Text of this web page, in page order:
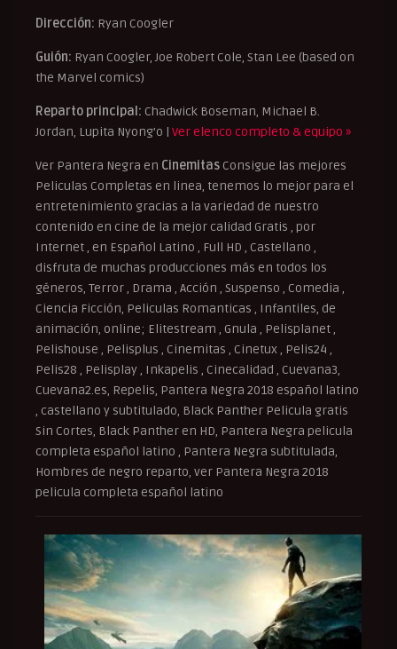
Dirección: Ryan Coogler
Guión: Ryan Coogler, Joe Robert Cole, Stan Lee (based on
the Marvel comics)
Reparto principal: Chadwick Boseman, Michael B.
Jordan, Lupita Nyong’o | Ver elenco completo & equipo »
Ver Pantera Negra en Cinemitas Consigue las mejores
Peliculas Completas en linea, tenemos lo mejor para el
entretenimiento gracias a la variedad de nuestro
contenido en cine de la mejor calidad Gratis , por
Internet , en Español Latino , Full HD , Castellano ,
disfruta de muchas producciones más en todos los
géneros, Terror , Drama , Acción , Suspenso , Comedia ,
Ciencia Ficción, Peliculas Romanticas , Infantiles, de
animación, online; Elitestream , Gnula , Pelisplanet ,
Pelishouse , Pelisplus , Cinemitas , Cinetux , Pelis24 ,
Pelis28 , Pelisplay , Inkapelis , Cinecalidad , Cuevana3,
Cuevana2.es, Repelis, Pantera Negra 2018 español latino
, castellano y subtitulado, Black Panther Pelicula gratis
Sin Cortes, Black Panther en HD, Pantera Negra pelicula
completa español latino , Pantera Negra subtitulada,
Hombres de negro reparto, ver Pantera Negra 2018
pelicula completa español latino